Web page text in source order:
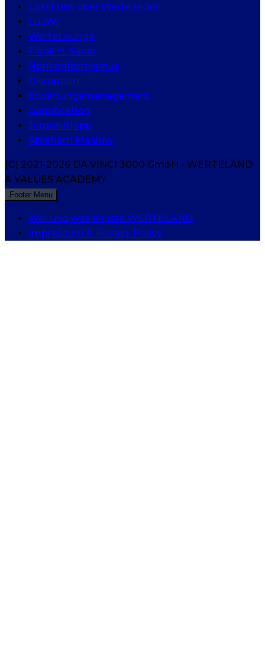
Lasst uns über Werte reden
LuüWr
WerteLounge
Frank H. Sauer
Nonkonformismus
Disruption
Erwartungsmanagement
Gamification
Jürgen Klopp
Abraham Maslow
(C) 2021-2026 DA VINCI 3000 GmbH - WERTELAND
& VALUES ACADEMY
Footer Menu
Wer und was ist das WERTELAND
Impressum & Privacy Policy